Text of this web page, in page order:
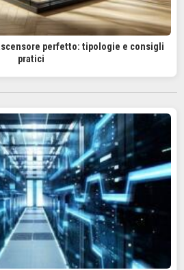
perfetto: tipologie e consigli
pratici